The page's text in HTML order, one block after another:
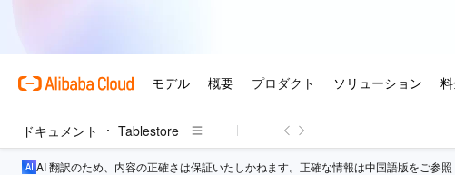
ドキュメント Tablestore
AI 翻訳のため、内容の正確さは保証いたしかねます。正確な情報は中国語版をご参照